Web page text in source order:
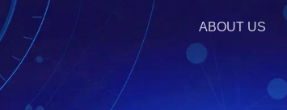
ABOUT US